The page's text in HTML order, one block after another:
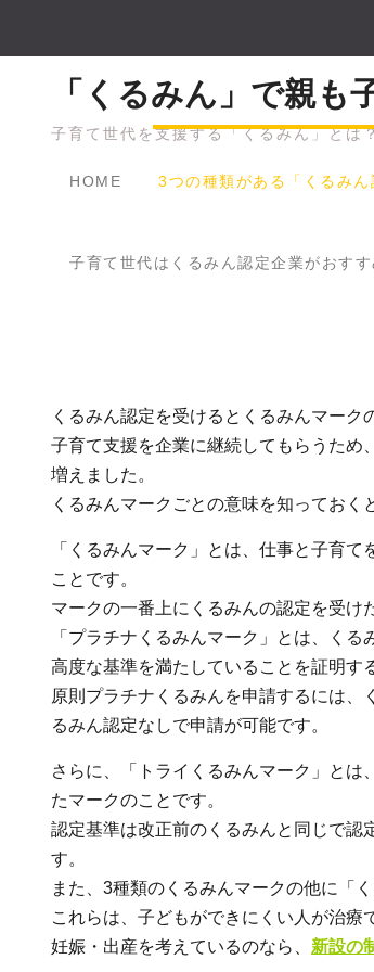
「くるみん」で親も
子育て世代を支援する「くるみん」とは
HOME 3つの種類がある「くるみん
子育て世代はくるみん認定企業がおすす
くるみん認定を受けるとくるみんマー
子育て支援を企業に継続してもらうため
増えました。
くるみんマークごとの意味を知っておく
「くるみんマーク」とは、仕事と子育
ことです。
マークの一番上にくるみんの認定を受け
「プラチナくるみんマーク」とは、く
高度な基準を満たしていることを証明す
原則プラチナくるみんを申請するには、
るみん認定なしで申請が可能です。
さらに、「トライくるみんマーク」と
たマークのことです。
認定基準は改正前のくるみんと同じで認
す。
また、3種類のくるみんマークの他に「
これらは、子どもができにくい人が治療
妊娠・出産を考えているのなら、 新設の